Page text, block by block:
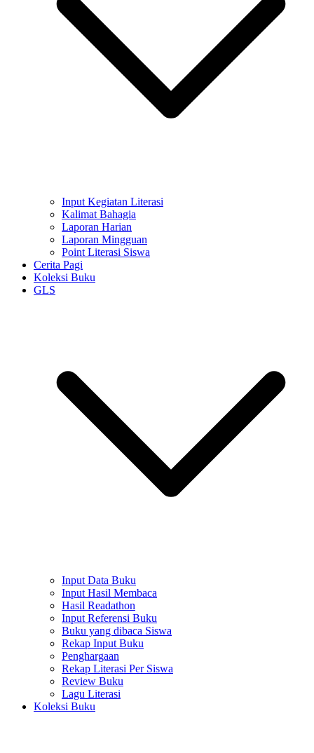
Input Kegiatan Literasi
Kalimat Bahagia
Laporan Harian
Laporan Mingguan
Point Literasi Siswa
Cerita Pagi
Koleksi Buku
GLS
Input Data Buku
Input Hasil Membaca
Hasil Readathon
Input Referensi Buku
Buku yang dibaca Siswa
Rekap Input Buku
Penghargaan
Rekap Literasi Per Siswa
Review Buku
Lagu Literasi
Koleksi Buku